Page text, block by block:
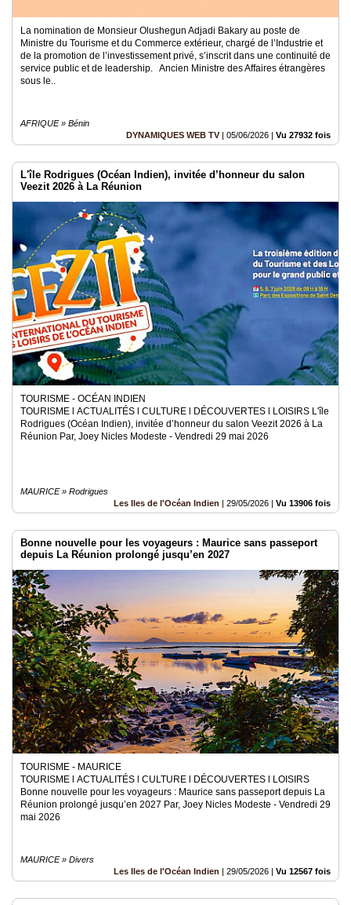
La nomination de Monsieur Olushegun Adjadi Bakary au poste de
Ministre du Tourisme et du Commerce extérieur, chargé de l’Industrie et
de la promotion de l’investissement privé, s’inscrit dans une continuité de
service public et de leadership. Ancien Ministre des Affaires étrangères
sous le..
AFRIQUE » Bénin
DYNAMIQUES WEB TV | 05/06/2026 | Vu 27932 fois
L'île Rodrigues (Océan Indien), invitée d’honneur du salon
Veezit 2026 à La Réunion
TOURISME - OCÉAN INDIEN
TOURISME l ACTUALITÉS l CULTURE l DÉCOUVERTES l LOISIRS L'île
Rodrigues (Océan Indien), invitée d’honneur du salon Veezit 2026 à La
Réunion Par, Joey Nicles Modeste - Vendredi 29 mai 2026
MAURICE » Rodrigues
Les Iles de l'Océan Indien | 29/05/2026 | Vu 13906 fois
Bonne nouvelle pour les voyageurs : Maurice sans passeport
depuis La Réunion prolongé jusqu’en 2027
TOURISME - MAURICE
TOURISME l ACTUALITÉS l CULTURE l DÉCOUVERTES l LOISIRS
Bonne nouvelle pour les voyageurs : Maurice sans passeport depuis La
Réunion prolongé jusqu’en 2027 Par, Joey Nicles Modeste - Vendredi 29
mai 2026
MAURICE » Divers
Les Iles de l'Océan Indien | 29/05/2026 | Vu 12567 fois